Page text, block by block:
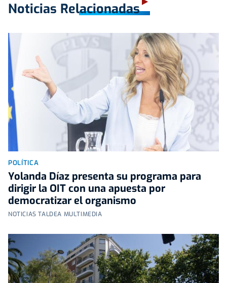
Noticias Relacionadas
POLÍTICA
Yolanda Díaz presenta su programa para
dirigir la OIT con una apuesta por
democratizar el organismo
NOTICIAS TALDEA MULTIMEDIA